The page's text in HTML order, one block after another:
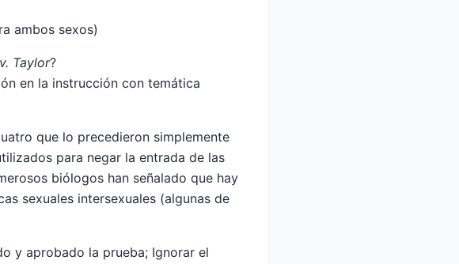
ambos sexos)
Taylor?
en la instrucción con temática
que lo precedieron simplemente
para negar la entrada de las
biólogos han señalado que hay
sexuales intersexuales (algunas de
y aprobado la prueba; Ignorar el